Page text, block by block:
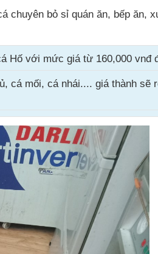
chuyên bỏ sỉ quán ăn, bếp ăn,
với mức giá từ 160,000 vnđ
cá mối, cá nhái.... giá thành sẽ